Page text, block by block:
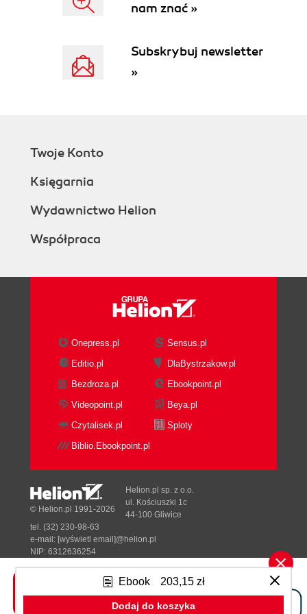
Business capabilities
Capability realizations
Shared capabilities
Principles for Distributed and Domain-
Oriented Data Management
Best Practices for Data Providers
Wrapping Up
3. Mapping Domains to a Technology Architecture
Domain Topologies: Managing Problem
Fully Federated Domain Topology
The elephant in the room
Governed Domain Topology
Partially Federated Domain Topology
Coarse-Grained Domain Topology
Coarse-Grained and Partially Governed
Domain Topology
Centralized Domain Topology
Picking the Right Topology
Landing Zone Topologies: Managing Solution
Spaces
Single Data Landing Zone
Organizing data products
Scaling a single landing zone
Ebook 203,15 zł
Dodaj do koszyka
nam znać »
Subskrybuj newsletter
»
Twoje Konto
Księgarnia
Wydawnictwo Helion
Współpraca
Onepress.pl
Sensus.pl
Editio.pl
DlaBystrzakow.pl
Bezdroza.pl
Ebookpoint.pl
Videopoint.pl
Beya.pl
Czytalisek.pl
Sploty
Biblio.Ebookpoint.pl
Tonik.pl
© Helion.pl 1991-2026
Helion.pl sp. z o.o.
ul. Kościuszki 1c
44-100 Gliwice
tel. (32) 230-98-63
e-mail: [wyświetl email]@helion.pl
NIP: 6312636254